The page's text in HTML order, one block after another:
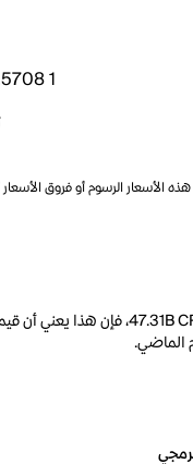
1
الرسوم أو فروق الأسعار